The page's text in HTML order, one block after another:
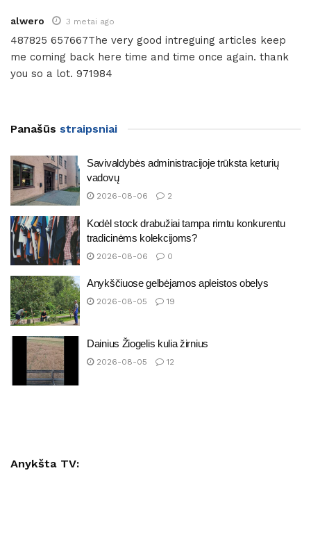
alwero 3 metai ago
487825 657667The very good intreguing articles keep
me coming back here time and time once again. thank
you so a lot. 971984
Panašūs straipsniai
Savivaldybės administracijoje trūksta keturių
vadovų
2026-08-06 2
Kodėl stock drabužiai tampa rimtu konkurentu
tradicinėms kolekcijoms?
2026-08-06 0
Anykščiuose gelbėjamos apleistos obelys
2026-08-05 19
Dainius Žiogelis kulia žirnius
2026-08-05 12
Anykšta TV: